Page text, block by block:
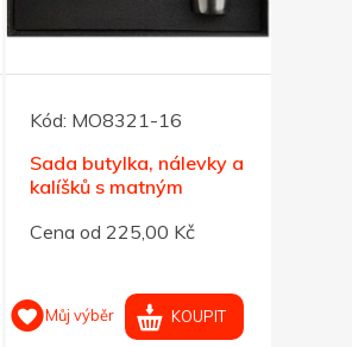
Kód: MO8321-16
Sada butylka, nálevky a
kalíšků s matným
Cena od 225,00 Kč
Můj výběr KOUPIT